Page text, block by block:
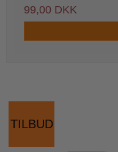
99,00 DKK
TILBUD